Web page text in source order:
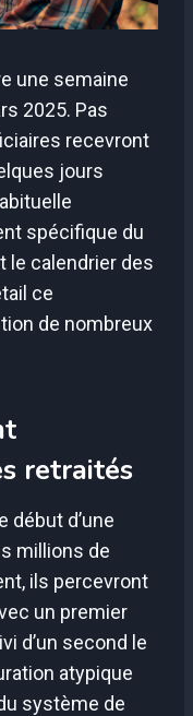
une semaine
2025. Pas
recevront
jours
spécifique du
le calendrier des
ce
de nombreux
retraités
début d’une
millions de
ils percevront
un premier
d’un second le
atypique
système de